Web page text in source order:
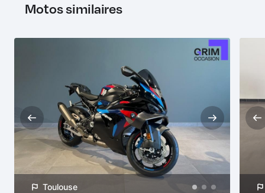
Motos similaires
Toulouse